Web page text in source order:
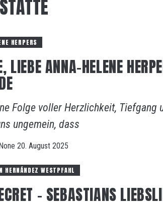
HERPERS
LIEBE ANNA-HELENE
Folge voller Herzlichkeit,
ungemein, dass
20. August 2025
HERNÁNDEZ WESTPFAHL
– SEBASTIANS